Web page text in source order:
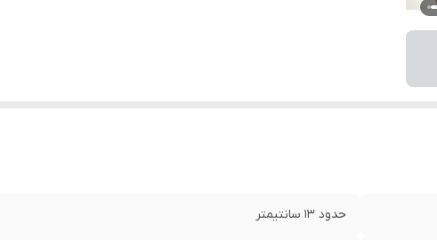
حدود ۱۳ سانتیمتر